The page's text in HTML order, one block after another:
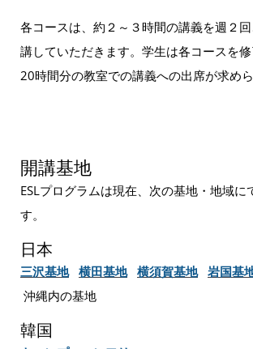
各コースは、約２～３時間の講義を週２
講していただきます。学生は各コースを修
20時間分の教室での講義への出席が求めら
開講基地
ESLプログラムは現在、次の基地・地域に
す。
日本
三沢基地 横田基地 横須賀基地 岩国基
沖縄内の基地
韓国